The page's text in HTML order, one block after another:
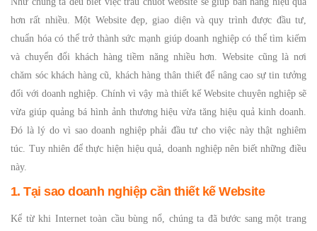
hơn rất nhiều. Một Website đẹp, giao diện và quy trình được đầu tư,
chuẩn hóa có thể trở thành sức mạnh giúp doanh nghiệp có thể tìm kiếm
và chuyển đổi khách hàng tiềm năng nhiều hơn. Website cũng là nơi
chăm sóc khách hàng cũ, khách hàng thân thiết để nâng cao sự tin tưởng
đối với doanh nghiệp. Chính vì vậy mà thiết kế Website chuyên nghiệp sẽ
vừa giúp quảng bá hình ảnh thương hiệu vừa tăng hiệu quả kinh doanh.
Đó là lý do vì sao doanh nghiệp phải đầu tư cho việc này thật nghiêm
túc. Tuy nhiên để thực hiện hiệu quả, doanh nghiệp nên biết những điều
này.
1. Tại sao doanh nghiệp cần thiết kế Website
Kể từ khi Internet toàn cầu bùng nổ, chúng ta đã bước sang một trang